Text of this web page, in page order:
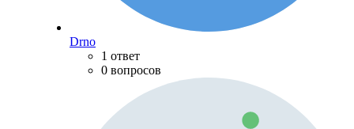
Drno
1 ответ
0 вопросов